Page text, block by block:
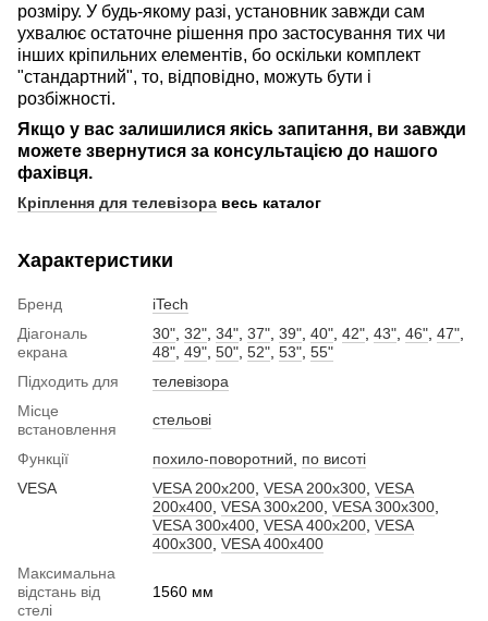
розміру. У будь-якому разі, установник завжди сам
ухвалює остаточне рішення про застосування тих чи
інших кріпильних елементів, бо оскільки комплект
"стандартний", то, відповідно, можуть бути і
розбіжності.
Якщо у вас залишилися якісь запитання, ви завжди
можете звернутися за консультацією до нашого
фахівця.
Кріплення для телевізора весь каталог
Характеристики
Бренд
iTech
Діагональ
екрана
30", 32", 34", 37", 39", 40", 42", 43", 46", 47",
48", 49", 50", 52", 53", 55"
Підходить для
телевізора
Місце
встановлення
стельові
Функції похило-поворотний, по висоті
VESA
VESA 200x200, VESA 200x300, VESA
200x400, VESA 300x200, VESA 300x300,
VESA 300x400, VESA 400x200, VESA
400x300, VESA 400x400
Максимальна
відстань від
стелі
1560 мм